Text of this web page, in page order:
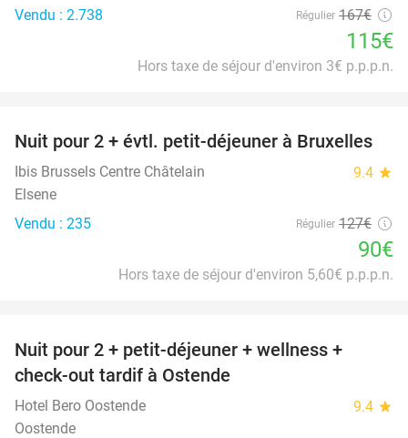
Vendu : 2.738
Régulier 167€
115€
Hors taxe de séjour d'environ 3€ p.p.p.n.
29%
Nuit pour 2 + évtl. petit-déjeuner à Bruxelles
Ibis Brussels Centre Châtelain 9.4 star
Elsene
Vendu : 235
Régulier 127€
90€
Hors taxe de séjour d'environ 5,60€ p.p.p.n.
Nuit pour 2 + petit-déjeuner + wellness +
check-out tardif à Ostende
Hotel Bero Oostende 9.4 star
Oostende